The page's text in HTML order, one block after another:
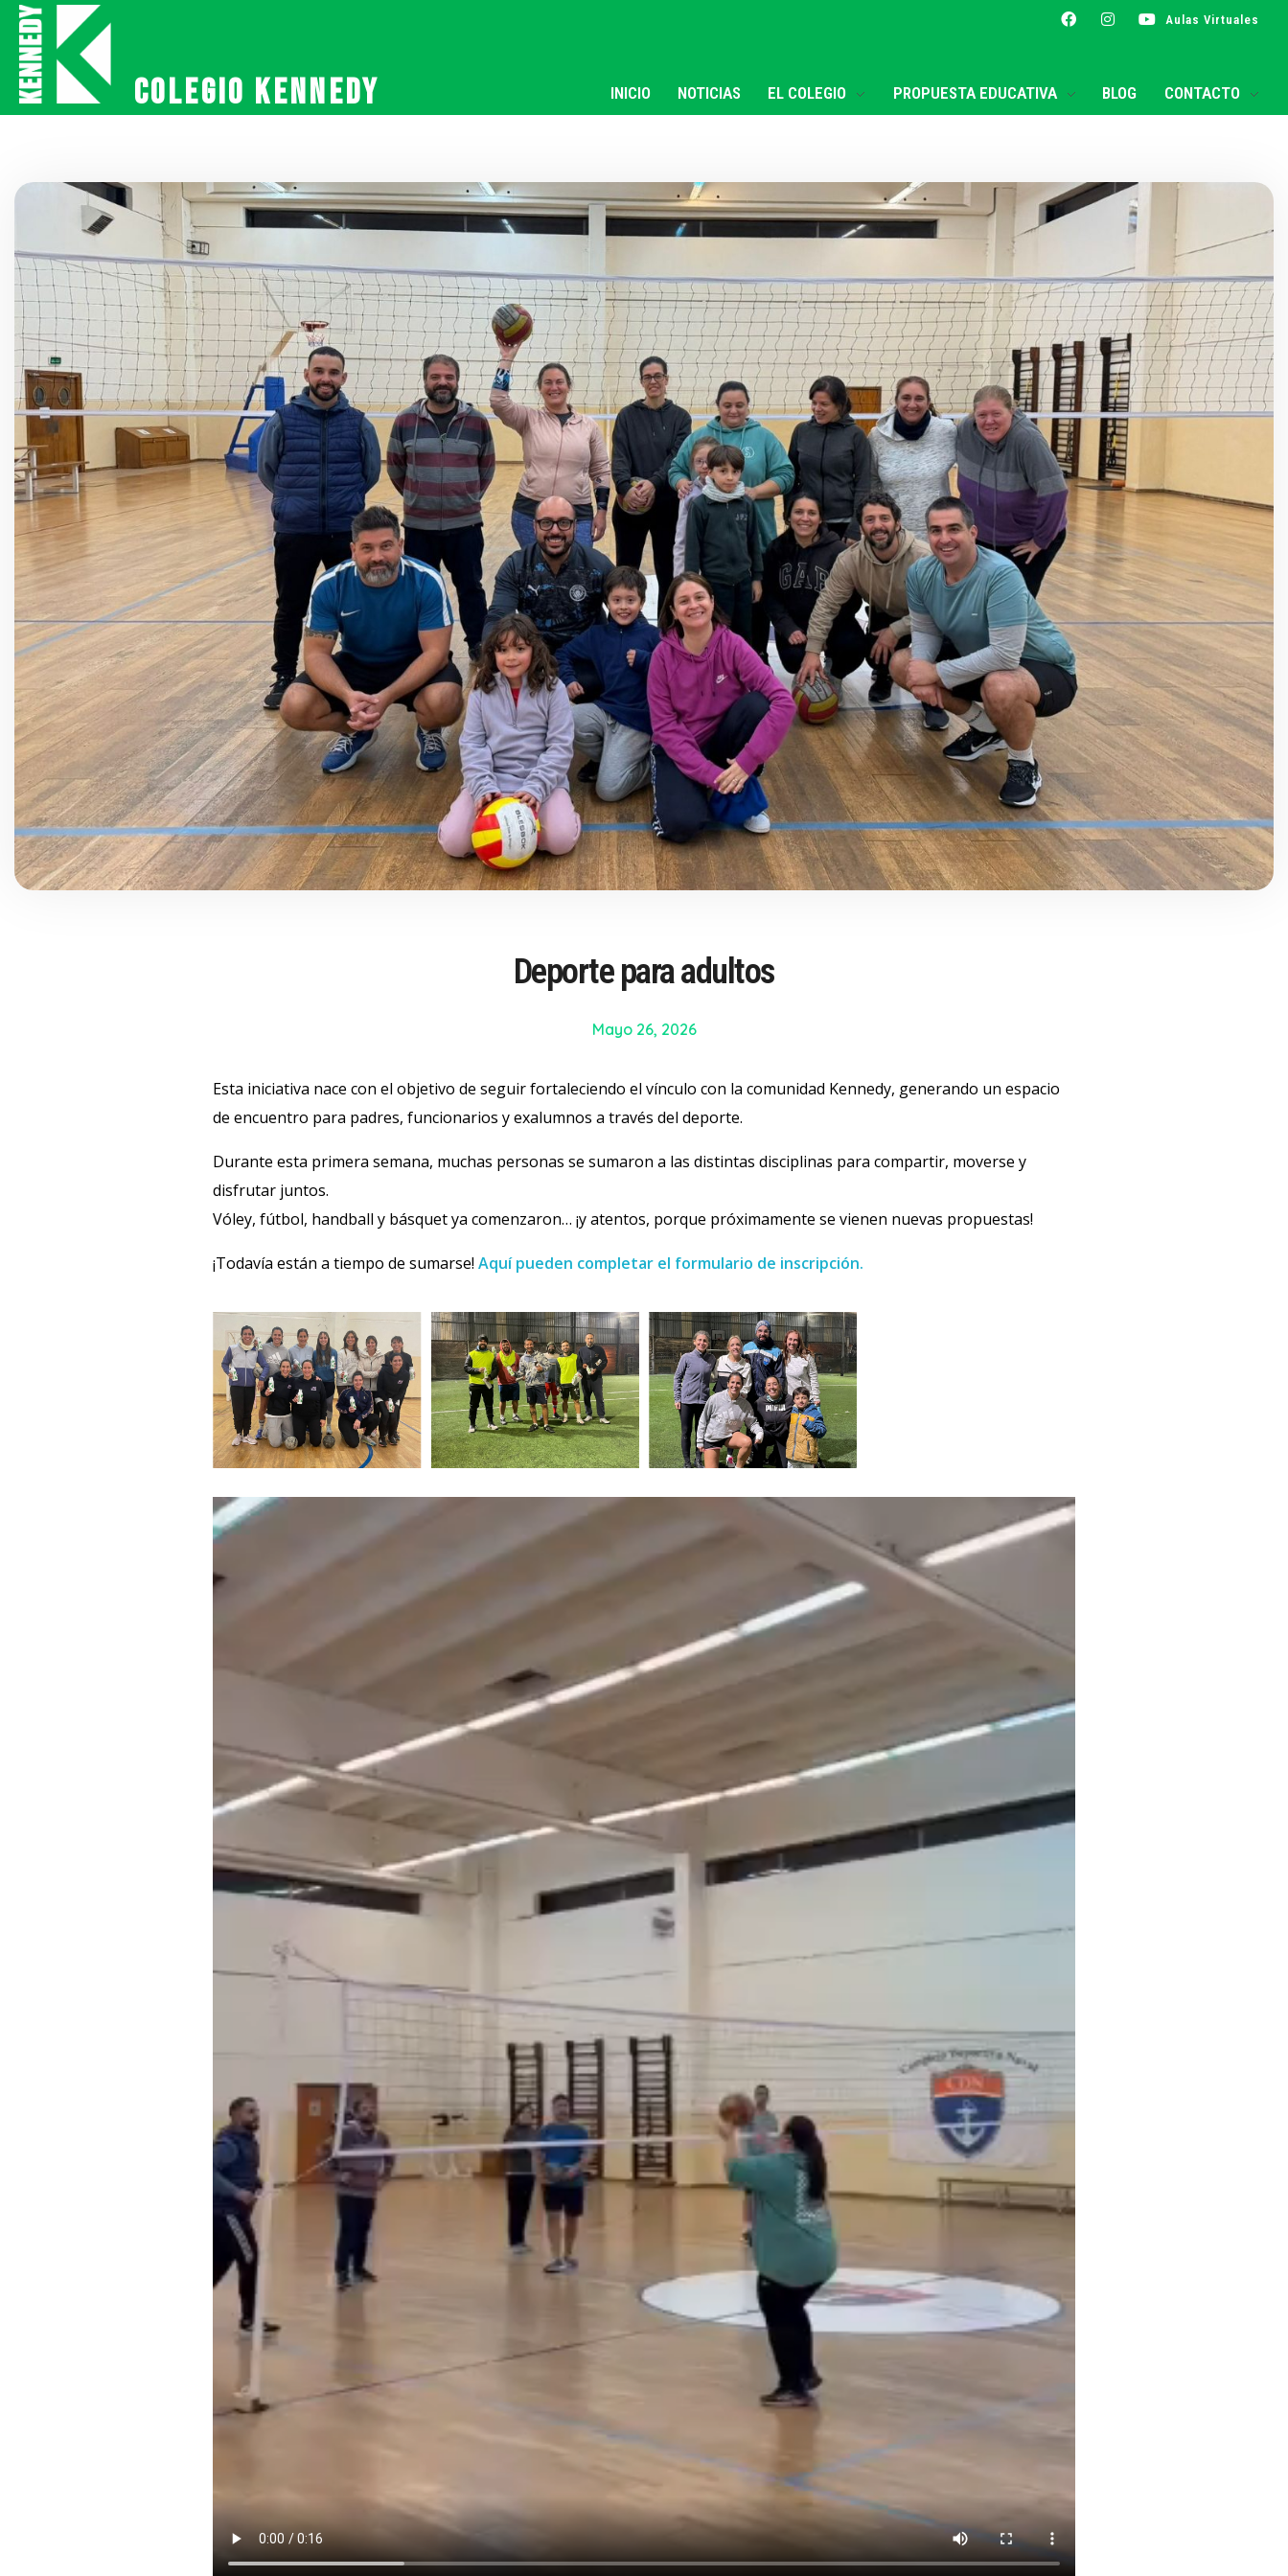
Aulas Virtuales
Colegio Kennedy
Colegio Kennedy INICIO NOTICIAS EL COLEGIO PROPUESTA EDUCATIVA BLOG CONTACTO
Deporte para adultos
Mayo 26, 2026
Esta iniciativa nace con el objetivo de seguir fortaleciendo el vínculo con la comunidad Kennedy, generando un espacio
de encuentro para padres, funcionarios y exalumnos a través del deporte.
Durante esta primera semana, muchas personas se sumaron a las distintas disciplinas para compartir, moverse y
disfrutar juntos.
Vóley, fútbol, handball y básquet ya comenzaron… ¡y atentos, porque próximamente se vienen nuevas propuestas!
¡Todavía están a tiempo de sumarse!Aquí pueden completar el formulario de inscripción.